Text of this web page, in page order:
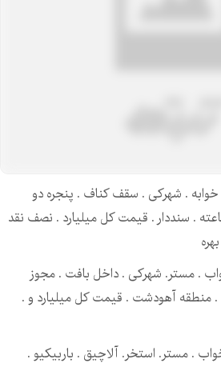
خوابه . شهرکی . سقف کناف . پنجره دو
. سنددار . قیمت کل میلیارد . نصف نقد
. مستر. شهرکی . داخل بافت . مجوز
منطقه آهودشت . قیمت کل میلیارد و .
. مستر. استخر. آلاچیق . باربیکیو .